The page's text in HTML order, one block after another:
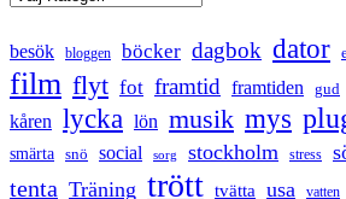
besök bloggen böcker dagbok dator
film flyt fot framtid framtiden gud
kåren lycka lön musik mys
smärta snö social sorg stockholm stress
tenta Träning trött tvätta usa vatten